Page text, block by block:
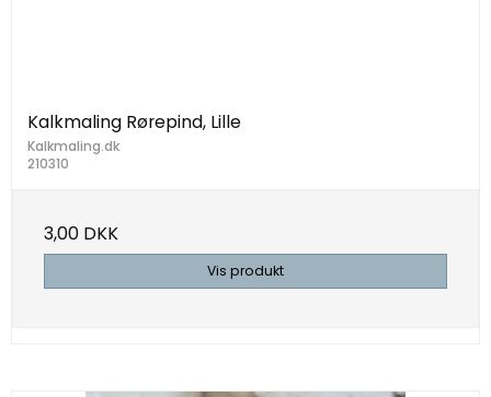
Kalkmaling Rørepind, Lille
Kalkmaling.dk
210310
3,00 DKK
Vis produkt